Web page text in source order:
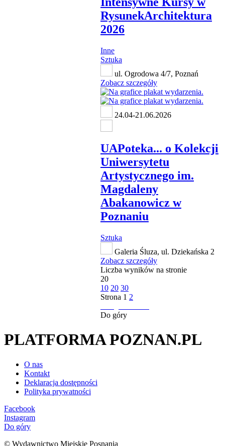
RysunekArchitektura
2026
Inne
Sztuka
ul. Ogrodowa 4/7, Poznań
Zobacz szczegóły
24.04-21.06.2026
UAPoteka... o Kolekcji
Uniwersytetu
Artystycznego im.
Magdaleny
Abakanowicz w
Poznaniu
Sztuka
Galeria Śluza, ul. Dziekańska 2
Zobacz szczegóły
Liczba wyników na stronie
20
10 20 30
Strona 1 2
Do góry
PLATFORMA POZNAN.PL
O nas
Kontakt
Deklaracja dostępności
Polityka prywatności
Facebook
Instagram
Do góry
© Wydawnictwo Miejskie Posnania